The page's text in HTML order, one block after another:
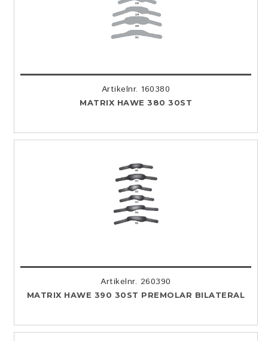
Artikelnr. 160380
MATRIX HAWE 380 30ST
Artikelnr. 260390
MATRIX HAWE 390 30ST PREMOLAR BILATERAL